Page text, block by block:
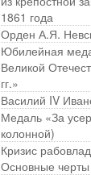
1861 года
Орден А.Я.
Юбилейная
Великой
гг.»
Василий IV
Медаль «За
колонной)
Кризис
Основные